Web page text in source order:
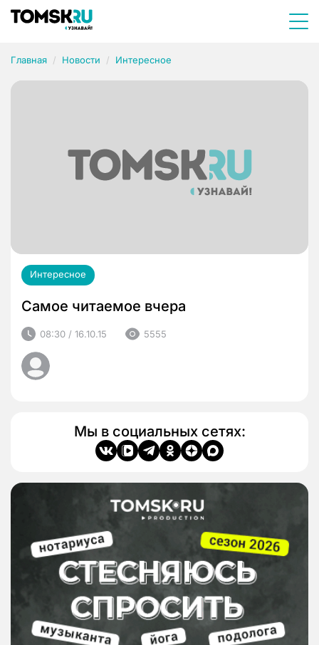
Главная Новости Интересное
Интересное
Самое читаемое вчера
08:30 / 16.10.15 5555
Мы в социальных сетях: